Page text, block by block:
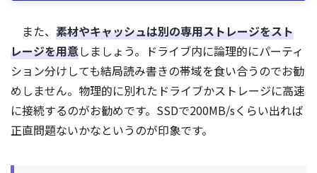
また、 素材やキャッシュは別の専用ストレージをスト
レージを用意しましょう。ドライブ内に論理的にパーティ
ション分けしても結局読み書きの帯域を食い合うのでお勧
めしません。物理的に別れたドライブかストレージに高速
に接続するのがお勧めです。SSDで200MB/sくらい出れば
正直問題ないかなというのが印象です。